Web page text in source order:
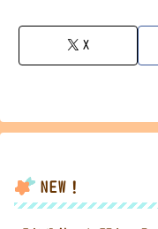
X
NEW！